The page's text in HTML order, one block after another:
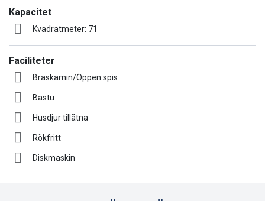
Kapacitet
Kvadratmeter: 71
Faciliteter
Braskamin/Öppen spis
Bastu
Husdjur tillåtna
Rökfritt
Diskmaskin